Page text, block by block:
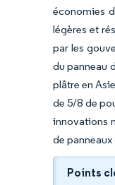
économies
légères et
par les
du panneau
plâtre en
de 5/8 de
innovations
de
Points